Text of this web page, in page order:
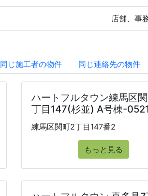
店舗、事
同じ施工者の物件 同じ連絡先の物件
ハートフルタウン練馬区
丁目147(杉並) A号棟-
練馬区関町2丁目147番2
もっと見る